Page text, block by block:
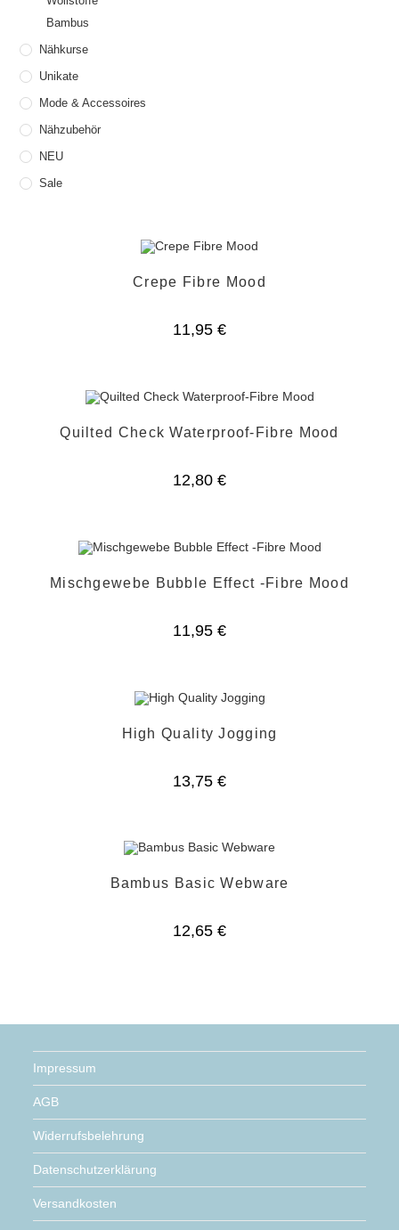
Bambus
Nähkurse
Unikate
Mode & Accessoires
Nähzubehör
NEU
Sale
Crepe Fibre Mood
11,95 €
Quilted Check Waterproof-Fibre Mood
12,80 €
Mischgewebe Bubble Effect -Fibre Mood
11,95 €
High Quality Jogging
13,75 €
Bambus Basic Webware
12,65 €
Impressum
AGB
Widerrufsbelehrung
Datenschutzerklärung
Versandkosten